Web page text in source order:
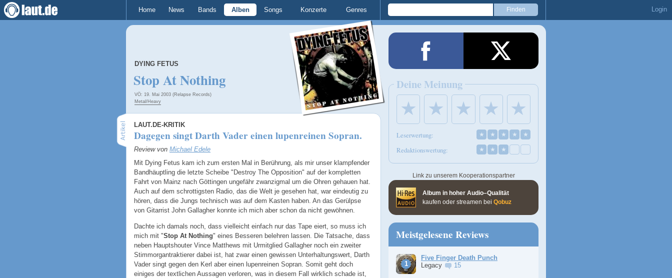
Home News Bands Alben Songs Konzerte Genres Login
DYING FETUS
Stop At Nothing
VÖ: 19. Mai 2003 (Relapse Records)
Metal/Heavy
LAUT.DE-KRITIK
Dagegen singt Darth Vader einen lupenreinen Sopran.
Review von Michael Edele
Mit Dying Fetus kam ich zum ersten Mal in Berührung, als mir unser klampfender
Bandhäuptling die letzte Scheibe "Destroy The Opposition" auf der kompletten
Fahrt von Mainz nach Göttingen ungefähr zwanzigmal um die Ohren gehauen hat.
Auch auf dem schrottigsten Radio, das die Welt je gesehen hat, war eindeutig zu
hören, dass die Jungs technisch was auf dem Kasten haben. An das Gerülpse
von Gitarrist John Gallagher konnte ich mich aber schon da nicht gewöhnen.
Dachte ich damals noch, dass vielleicht einfach nur das Tape eiert, so muss ich
mich mit "Stop At Nothing" eines Besseren belehren lassen. Die Tatsache, dass
neben Hauptshouter Vince Matthews mit Urmitglied Gallagher noch ein zweiter
Stimmorgantraktierer dabei ist, hat zwar einen gewissen Unterhaltungswert, Darth
Vader singt gegen den Kerl aber einen lupenreinen Sopran. Somit geht doch
einiges der textlichen Aussagen verloren, was in diesem Fall wirklich schade ist,
Deine Meinung
★ ★ ★ ★ ★
Leserwertung: ★ ★ ★ ★ ★
Redaktionswertung: ★ ★ ★
Link zu unserem Kooperationspartner
Album in hoher Audio–Qualität
kaufen oder streamen bei Qobuz
Meistgelesene Reviews
Five Finger Death Punch
Legacy
15